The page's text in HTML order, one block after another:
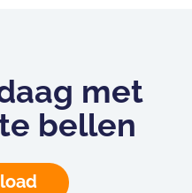
met
bellen